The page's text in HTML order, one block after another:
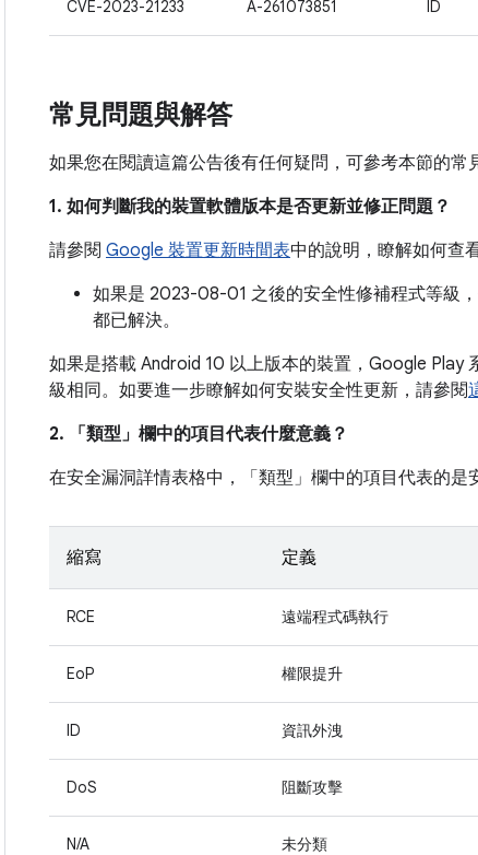
CVE-2023-21233 A-261073851 ID
常見問題與解答
如果您在閱讀這篇公告後有任何疑問，可參考本節的常
1. 如何判斷我的裝置軟體版本是否更新並修正問題？
請參閱 Google 裝置更新時間表中的說明，瞭解如何查
如果是 2023-08-01 之後的安全性修補程式等級
都已解決。
如果是搭載 Android 10 以上版本的裝置，Google
級相同。如要進一步瞭解如何安裝安全性更新，請參閱
2. 「類型」 欄中的項目代表什麼意義？
在安全漏洞詳情表格中，「類型」 欄中的項目代表的是
縮寫 定義
RCE 遠端程式碼執行
EoP 權限提升
ID 資訊外洩
DoS 阻斷攻擊
N/A 未分類